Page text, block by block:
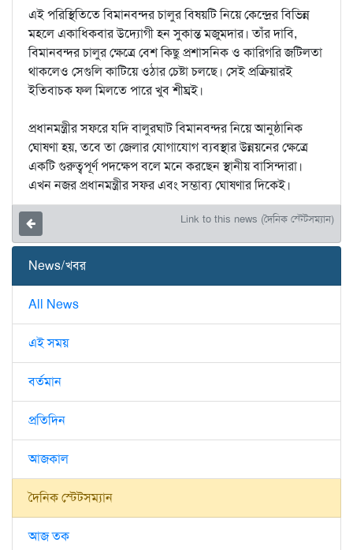
এই পরিস্থিতিতে বিমানবন্দর চালুর বিষয়টি নিয়ে কেন্দ্রের বিভিন্ন
মহলে একাধিকবার উদ্যোগী হন সুকান্ত মজুমদার। তাঁর দাবি,
বিমানবন্দর চালুর ক্ষেত্রে বেশ কিছু প্রশাসনিক ও কারিগরি জটিলতা
থাকলেও সেগুলি কাটিয়ে ওঠার চেষ্টা চলছে। সেই প্রক্রিয়ারই
ইতিবাচক ফল মিলতে পারে খুব শীঘ্রই।
প্রধানমন্ত্রীর সফরে যদি বালুরঘাট বিমানবন্দর নিয়ে আনুষ্ঠানিক
ঘোষণা হয়, তবে তা জেলার যোগাযোগ ব্যবস্থার উন্নয়নের ক্ষেত্রে
একটি গুরুত্বপূর্ণ পদক্ষেপ বলে মনে করছেন স্থানীয় বাসিন্দারা।
এখন নজর প্রধানমন্ত্রীর সফর এবং সম্ভাব্য ঘোষণার দিকেই।
Link to this news (দৈনিক স্টেটসম্যান)
News/খবর
All News
এই সময়
বর্তমান
প্রতিদিন
আজকাল
দৈনিক স্টেটসম্যান
আজ তক